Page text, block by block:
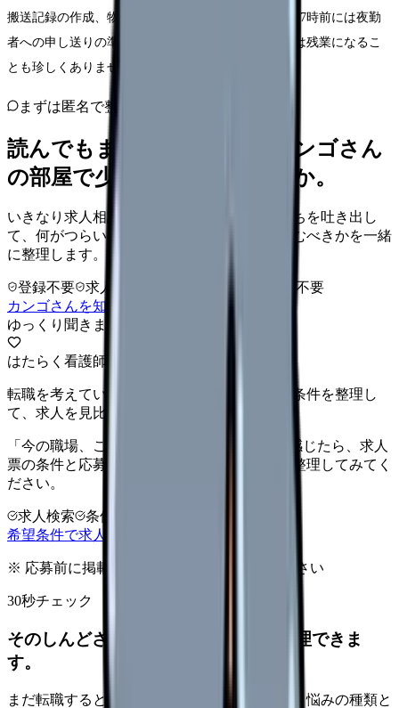
搬送記録の作成、物品の補充を並行して進めます。17時前には夜勤
者への申し送りの準備を始めますが、搬送が続く日は残業になるこ
とも珍しくありません。
まずは匿名で整理
読んでもまだ苦しいなら、カンゴさん
の部屋で少し話してみませんか。
いきなり求人相談には進みません。今の気持ちを吐き出し
て、何がつらいのか、辞めるべきか、少し休むべきかを一緒
に整理します。
登録不要 求人押し売りなし
病院名は入力不要
カンゴさんを知ってから相談する
ゆっくり聞きます
はたらく看護師さん 求人
転職を考えている看護師さんへ。まずは希望条件を整理し
て、求人を見比べられます。
「今の職場、このままでいいのかな...」そう感じたら、求人
票の条件と応募前に確認したい不安を分けて整理してみてく
ださい。
求人検索 条件整理
希望条件で求人を探す
※ 応募前に掲載元の最新情報を確認してください
30秒チェック
そのしんどさ、転職すべきサインか整理できま
す。
まだ転職すると決めていなくても大丈夫です。悩みの種類と